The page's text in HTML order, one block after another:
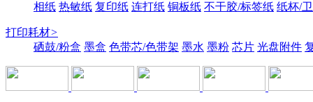
相纸 热敏纸 复印纸 连打纸 铜板纸 不干胶/标签纸 纸杯/
打印耗材>
硒鼓/粉盒 墨盒 色带芯/色带架 墨水 墨粉 芯片 光盘附件